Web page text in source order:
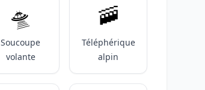
🛸
Soucoupe
volante
🚠
Téléphérique
alpin